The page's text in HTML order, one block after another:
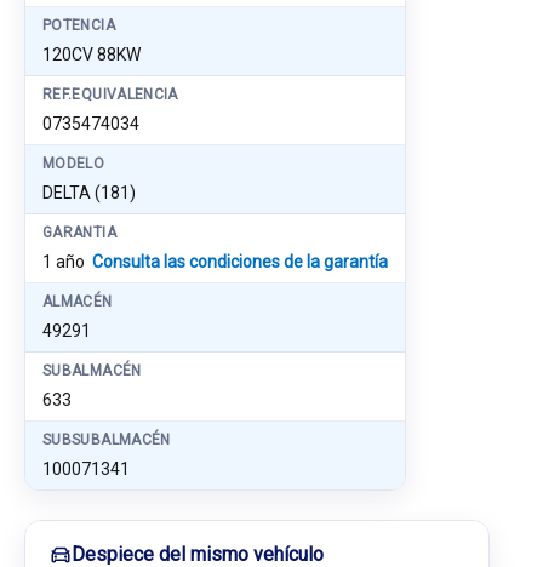
POTENCIA
120CV 88KW
REF.EQUIVALENCIA
0735474034
MODELO
DELTA (181)
GARANTIA
1 año Consulta las condiciones de la garantía
ALMACÉN
49291
SUBALMACÉN
633
SUBSUBALMACÉN
100071341
Despiece del mismo vehículo